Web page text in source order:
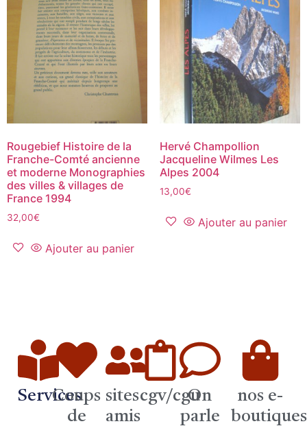
Rougebief Histoire de la
Franche-Comté ancienne
et moderne Monographies
des villes & villages de
France 1994
32,00€
Ajouter au panier
Hervé Champollion
Jacqueline Wilmes Les
Alpes 2004
13,00€
Ajouter au panier
Services
Coups
de
sites
amis
cgv/cguOn
parle
nos e-
boutiques